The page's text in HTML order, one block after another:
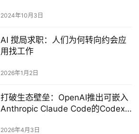
2024年10月3日
AI 搅局求职：人们为何转向约会应
用找工作
2026年1月2日
打破生态壁垒：OpenAI推出可嵌入
Anthropic Claude Code的Codex
2026年4月3日